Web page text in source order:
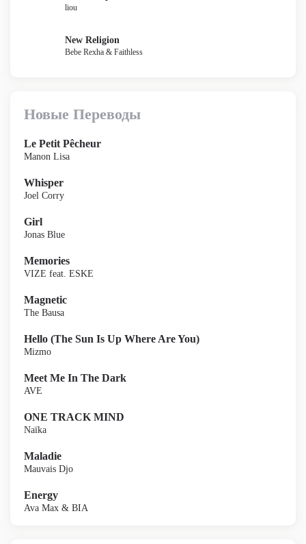
liou
New Religion
Bebe Rexha & Faithless
Новые Переводы
Le Petit Pêcheur
Manon Lisa
Whisper
Joel Corry
Girl
Jonas Blue
Memories
VIZE feat. ESKE
Magnetic
The Bausa
Hello (The Sun Is Up Where Are You)
Mizmo
Meet Me In The Dark
AVE
ONE TRACK MIND
Naïka
Maladie
Mauvais Djo
Energy
Ava Max & BIA